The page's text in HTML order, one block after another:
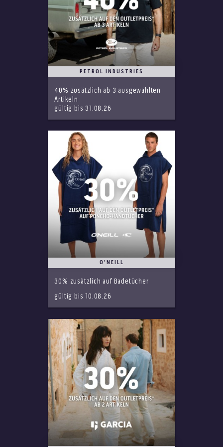
PETROL INDUSTRIES
40% zusätzlich ab 3 ausgewählten
Artikeln
gültig bis 31.08.26
O'NEILL
30% zusätzlich auf Badetücher
gültig bis 10.08.26